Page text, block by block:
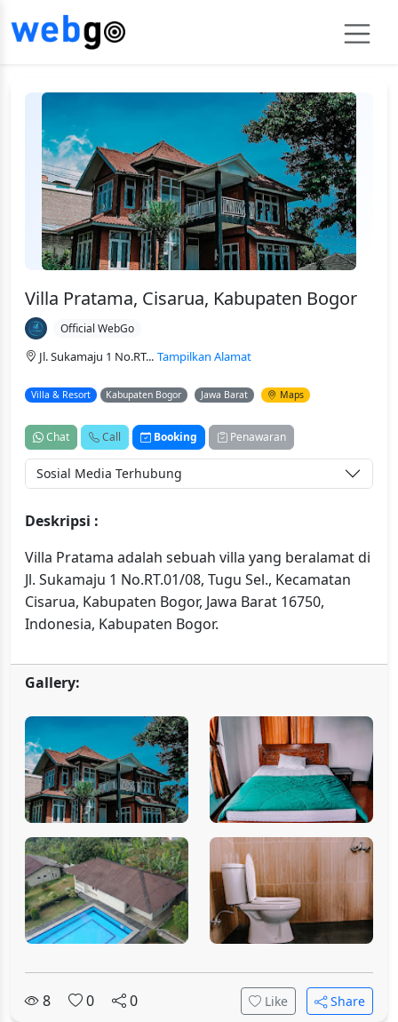
Villa Pratama, Cisarua, Kabupaten Bogor
Official WebGo
Jl. Sukamaju 1 No.RT... Tampilkan Alamat
Villa & Resort Kabupaten Bogor Jawa Barat Maps
Chat Call Booking Penawaran
Sosial Media Terhubung
Deskripsi :
Villa Pratama adalah sebuah villa yang beralamat di
Jl. Sukamaju 1 No.RT.01/08, Tugu Sel., Kecamatan
Cisarua, Kabupaten Bogor, Jawa Barat 16750,
Indonesia, Kabupaten Bogor.
Gallery:
8 0 0 Like Share